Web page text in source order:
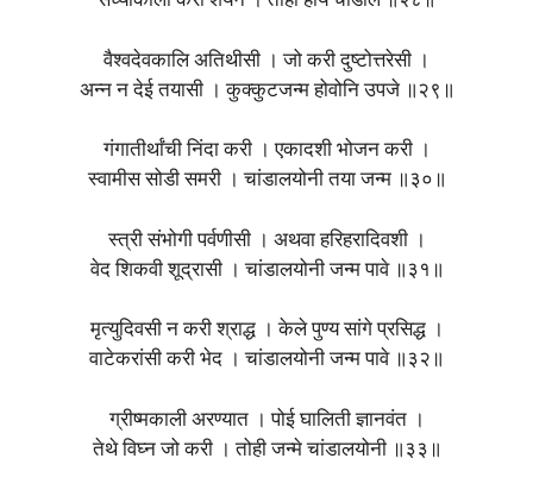
वैश्वदेवकालि अतिथीसी । जो करी दुष्टोत्तरेसी ।
अन्न न देई तयासी । कुक्कुटजन्म होवोनि उपजे ॥२९॥
गंगातीर्थांची निंदा करी । एकादशी भोजन करी ।
स्वामीस सोडी समरी । चांडालयोनी तया जन्म ॥३०॥
स्त्री संभोगी पर्वणीसी । अथवा हरिहरादिवशी ।
वेद शिकवी शूद्रासी । चांडालयोनी जन्म पावे ॥३१॥
मृत्युदिवसी न करी श्राद्ध । केले पुण्य सांगे प्रसिद्ध ।
वाटेकरांसी करी भेद । चांडालयोनी जन्म पावे ॥३२॥
ग्रीष्मकाली अरण्यात । पोई घालिती ज्ञानवंत ।
तेथे विघ्न जो करी । तोही जन्मे चांडालयोनी ॥३३॥